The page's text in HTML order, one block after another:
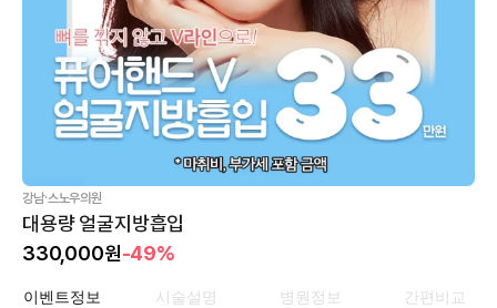
강남·스노우의원
대용량 얼굴지방흡입
330,000원-49%
이벤트정보 시술설명 병원정보 간편비교